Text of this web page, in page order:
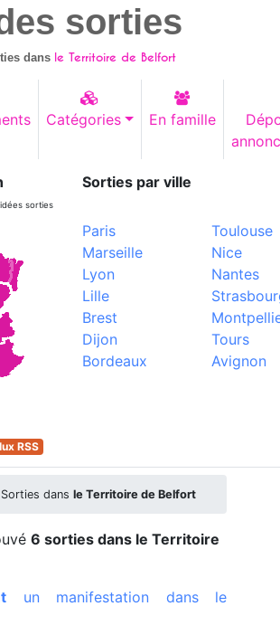
sorties
dans le Territoire de Belfort
Catégories En famille
sorties
Sorties par ville
Paris
Marseille
Lyon
Lille
Brest
Dijon
Bordeaux
Toulouse
Nice
Nantes
Tours
Avignon
RSS
Sorties dans le Territoire de Belfort
6 sorties dans le Territoire
un manifestation dans le